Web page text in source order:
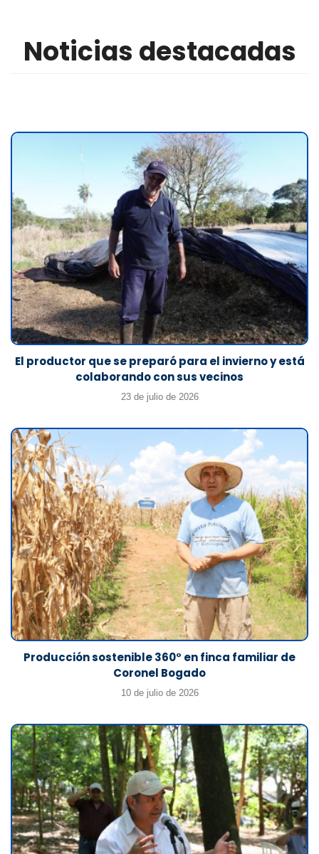
Noticias destacadas
El productor que se preparó para el invierno y está
colaborando con sus vecinos
23 de julio de 2026
Producción sostenible 360° en finca familiar de
Coronel Bogado
10 de julio de 2026